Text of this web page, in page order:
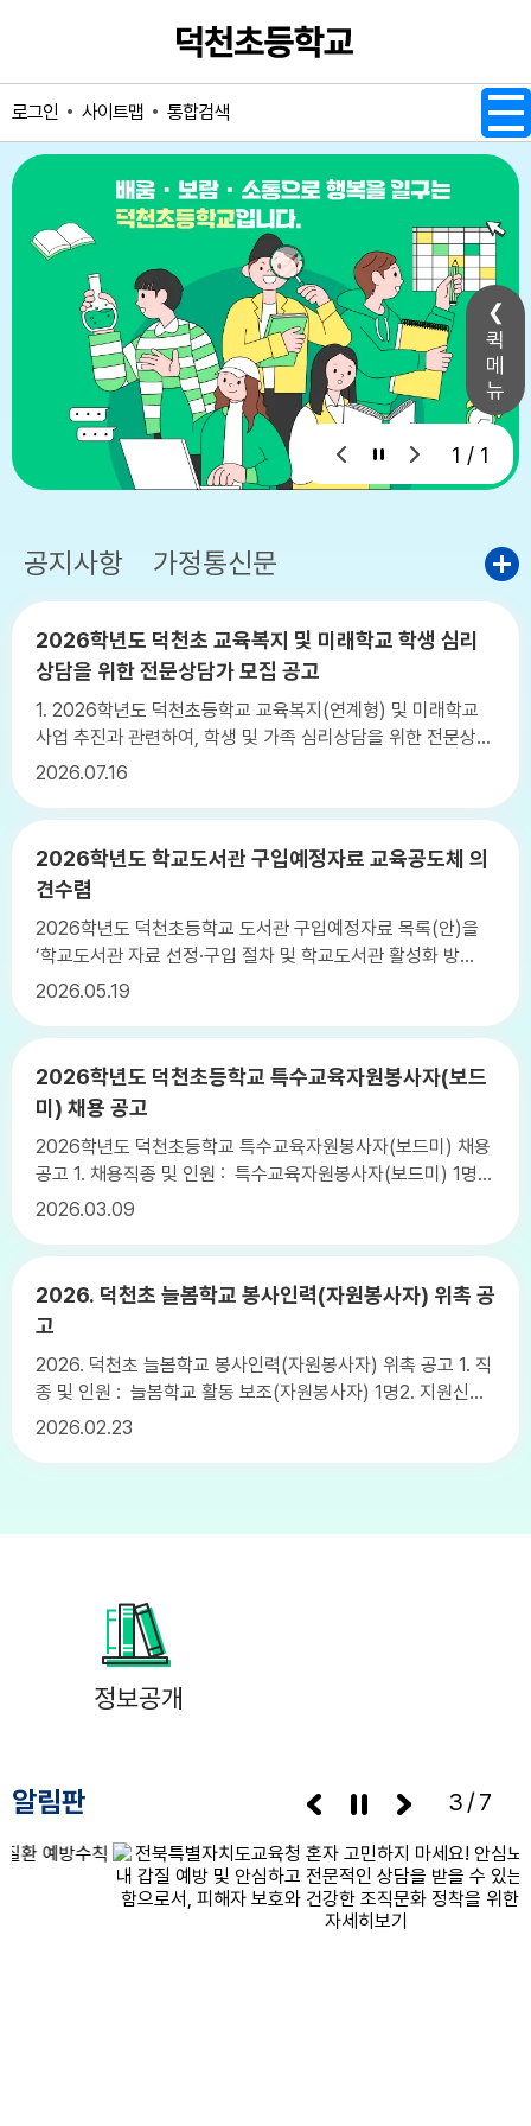
퀵
메
뉴
로그인 사이트맵 통합검색
1 / 1
공지사항 가정통신문
2026학년도 덕천초 교육복지 및 미래학교 학생 심리
상담을 위한 전문상담가 모집 공고
1. 2026학년도 덕천초등학교 교육복지(연계형) 및 미래학교
사업 추진과 관련하여, 학생 및 가족 심리상담을 위한 전문상담
가를 아래와 같이 공고합니다. 가. 공고 기간: 2026년 7월
월 15일(수) ~ 2026년 7월 22일(목) 16:00 까지 다. 접수
장소: 덕천초등학교 교무실로 본인 직접 방문하여 접수 라. 자
세한 내용 붙임 참고
2026 07.16
2026학년도 학교도서관 구입예정자료 교육공도체 의
견수렴
2026학년도 덕천초등학교 도서관 구입예정자료 목록(안)을
‘학교도서관 자료 선정·구입 절차 및 학교도서관 활성화 방
안’등 교육부 방침 공문에 따라 공개합니다. 첨부된 목록을 보
출하여 주시기 바랍니다. * 담당교사 연락처 - 메일
(kimyunmi@jbedu.kr)로 의견서 작성 후 발송 - 스마트폰으로
의견서 작성 후 촬영 제출(063-539-3904) ※ 제출기간:
2026. 05. 19.(화) ~ 2026. 05. 26(화)
2026 05.19
2026학년도 덕천초등학교 특수교육자원봉사자(보드
미) 채용 공고
2026학년도 덕천초등학교 특수교육자원봉사자(보드미) 채용
공고 1. 채용직종 및 인원 : 특수교육자원봉사자(보드미) 1명
2. 응시지원원서 접수기간 : 2025.3.10.(화)~2025.3.12.(목)
북특별자치도 정읍시 덕천면 황토현로 831)4. 면접심사 일
시 : 2025.3.13.(금) 10:006. 최종합격자발표 : 2025.3.13.
(금) 12:00 이후 안내7. 위촉 일시: 2025.3.16.(월) 12:00 교
무실8. 접수 관련 문의: (063)536-5025 * 자세한 내용은 첨
부파일 참고 바랍니다.
2026 03.09
2026. 덕천초 늘봄학교 봉사인력(자원봉사자) 위촉 공
고
2026. 덕천초 늘봄학교 봉사인력(자원봉사자) 위촉 공고 1. 직
종 및 인원 : 늘봄학교 활동 보조(자원봉사자) 1명2. 지원신청
서 접수기간 : 26.2.23(월)~26.2.25(수) 12:00까지3. 접수
070-5173-3775(10:30~16:30) * 자세한 내용은 첨부파일
2026 02.23
정보공개
알림판 3/7